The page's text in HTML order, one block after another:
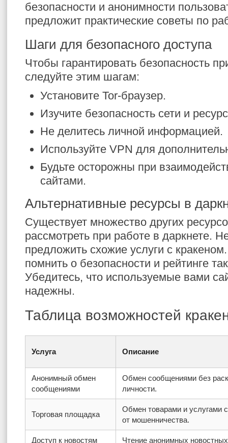
безопасности и анонимности
предложит практические советы по
Шаги для безопасного доступа
Чтобы гарантировать безопасность
следуйте этим шагам:
Установите Tor-браузер.
Изучите безопасность сети и
Не делитесь личной информацией.
Используйте VPN для
Будьте осторожны при
сайтами.
Альтернативные ресурсы в
Существует множество других
рассмотреть при работе в даркнете.
предложить схожие услуги с
помнить о безопасности и рейтинге
Убедитесь, что используемые вами
надежны.
Таблица возможностей
Услуга Описание
Анонимный обмен
сообщениями
Обмен сообщениями без
личности.
Торговая площадка
Обмен товарами и услугами
от мошенничества.
Доступ к новостям Чтение анонимных